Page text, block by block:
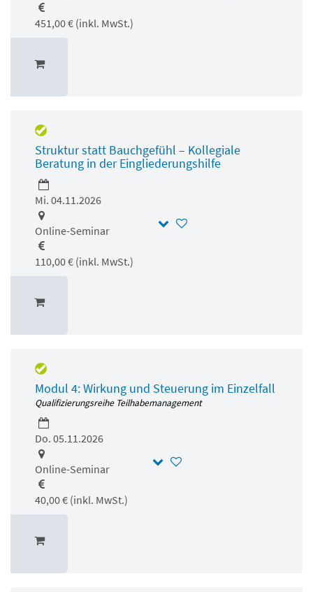
451,00 € (inkl. MwSt.)
Struktur statt Bauchgefühl – Kollegiale
Beratung in der Eingliederungshilfe
Mi. 04.11.2026
Online-Seminar
110,00 € (inkl. MwSt.)
Modul 4: Wirkung und Steuerung im Einzelfall
Qualifizierungsreihe Teilhabemanagement
Do. 05.11.2026
Online-Seminar
40,00 € (inkl. MwSt.)